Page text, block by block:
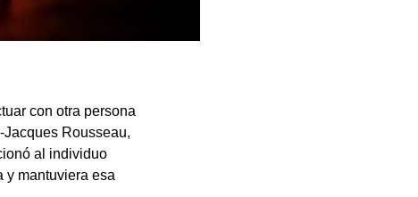
con otra persona
Rousseau,
al individuo
y mantuviera esa